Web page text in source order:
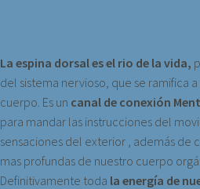
La espina dorsal es el rio de la vida,
del sistema nervioso, que se ramifica
cuerpo. Es un canal de conexión
para mandar las instrucciones del
sensaciones del exterior , además de
mas profundas de nuestro cuerpo
Definitivamente toda la energía de